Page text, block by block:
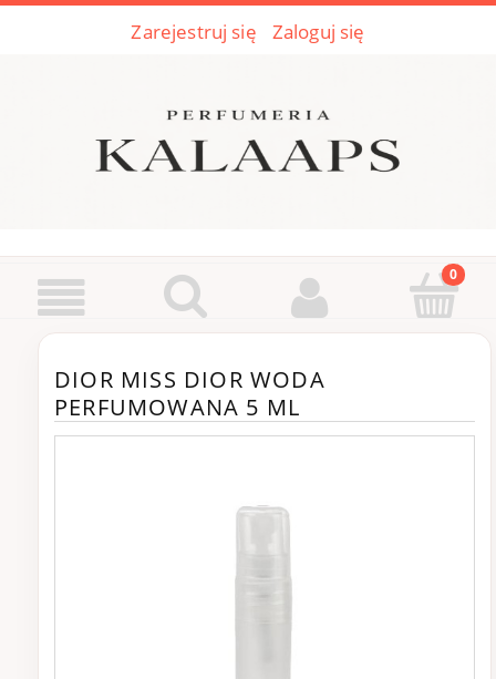
Zarejestruj się Zaloguj się
DIOR MISS DIOR WODA
PERFUMOWANA 5 ML